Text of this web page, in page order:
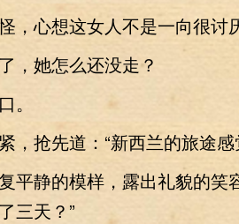
心想这女人不是一向很讨
她怎么还没走？
抢先道：“新西兰的旅途感
的模样，露出礼貌的笑
三天？”